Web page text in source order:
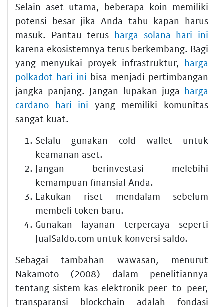
Selain aset utama, beberapa koin memiliki
potensi besar jika Anda tahu kapan harus
masuk. Pantau terus harga solana hari ini
karena ekosistemnya terus berkembang. Bagi
yang menyukai proyek infrastruktur, harga
polkadot hari ini bisa menjadi pertimbangan
jangka panjang. Jangan lupakan juga harga
cardano hari ini yang memiliki komunitas
sangat kuat.
Selalu gunakan cold wallet untuk
keamanan aset.
Jangan berinvestasi melebihi
kemampuan finansial Anda.
Lakukan riset mendalam sebelum
membeli token baru.
Gunakan layanan terpercaya seperti
JualSaldo.com untuk konversi saldo.
Sebagai tambahan wawasan, menurut
Nakamoto (2008) dalam penelitiannya
tentang sistem kas elektronik peer-to-peer,
transparansi blockchain adalah fondasi